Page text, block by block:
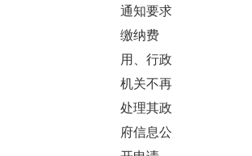
通知要求
缴纳费
用、行政
机关不再
处理其政
府信息公